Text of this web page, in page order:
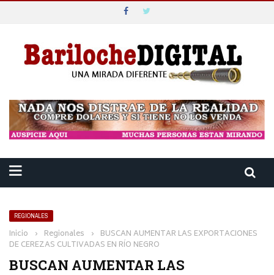
REGIONALES
Inicio › Regionales › BUSCAN AUMENTAR LAS EXPORTACIONES
DE CEREZAS CULTIVADAS EN RÍO NEGRO
BUSCAN AUMENTAR LAS